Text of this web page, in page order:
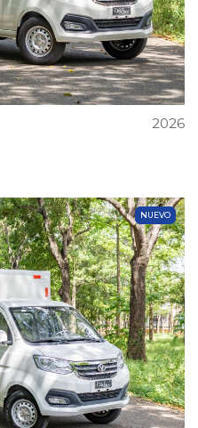
2026
NUEVO